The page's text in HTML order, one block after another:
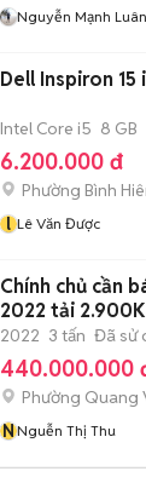
Nguyễn Mạnh Luân
Dell Inspiron 15
Intel Core i5 8 GB
6.200.000 đ
Phường Bình
l Lê Văn Được
Chính chủ cần
2022 tải 2.900K
2022 3 tấn Đã sử
440.000.000
Phường Quang
NNguễn Thị Thu